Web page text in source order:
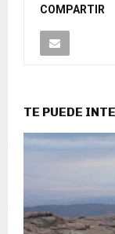
COMPARTIR
TE PUEDE